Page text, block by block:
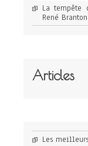
La tempête
René
Articles
Les